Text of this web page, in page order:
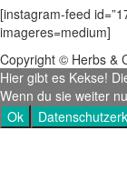
[instagram-feed
imageres=medium]
Copyright © Herbs &
Hier gibt es Kekse!
Wenn du sie weiter
Ok